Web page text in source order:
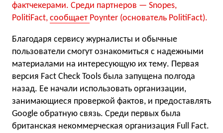
фактчекерами. Среди партнеров — Snopes,
PolitiFact, сообщает Poynter (основатель PolitiFact).
Благодаря сервису журналисты и обычные
пользователи смогут ознакомиться с надежными
материалами на интересующую их тему. Первая
версия Fact Check Tools была запущена полгода
назад. Ее начали использовать организации,
занимающиеся проверкой фактов, и предоставлять
Google обратную связь. Среди первых была
британская некоммерческая организация Full Fact.